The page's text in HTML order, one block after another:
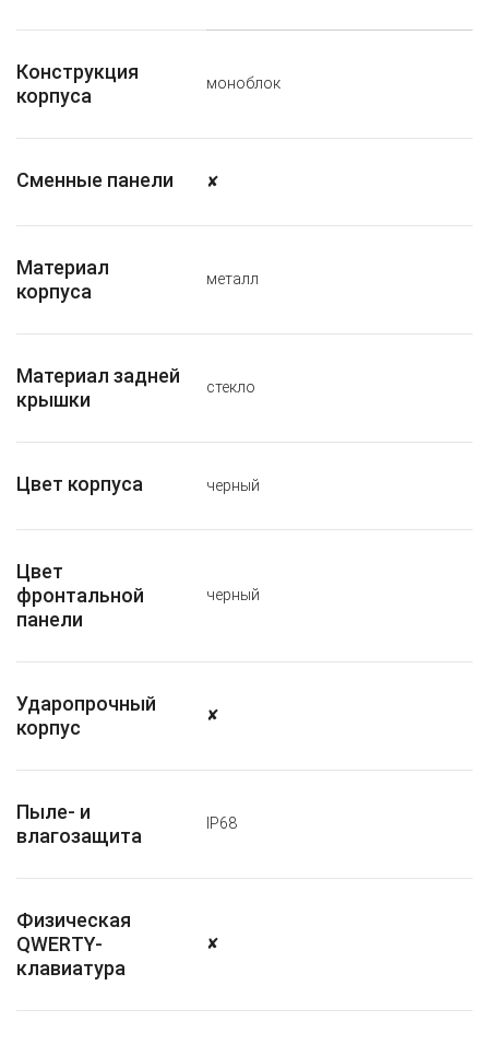
Конструкция
корпуса
моноблок
Сменные панели ✘
Материал
корпуса
металл
Материал задней
крышки
стекло
Цвет корпуса черный
Цвет
фронтальной
панели
черный
Ударопрочный
корпус
✘
Пыле- и
влагозащита
IP68
Физическая
QWERTY-
клавиатура
✘